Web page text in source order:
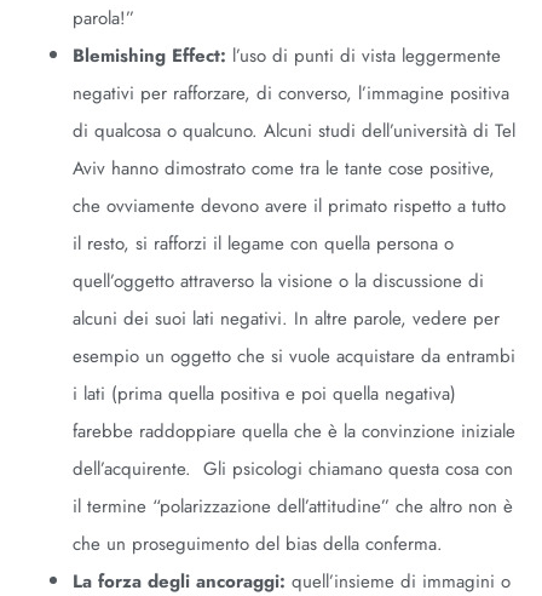
parola!”
Blemishing Effect: l’uso di punti di vista leggermente
negativi per rafforzare, di converso, l’immagine positiva
di qualcosa o qualcuno. Alcuni studi dell’università di Tel
Aviv hanno dimostrato come tra le tante cose positive,
che ovviamente devono avere il primato rispetto a tutto
il resto, si rafforzi il legame con quella persona o
quell’oggetto attraverso la visione o la discussione di
alcuni dei suoi lati negativi. In altre parole, vedere per
esempio un oggetto che si vuole acquistare da entrambi
i lati (prima quella positiva e poi quella negativa)
farebbe raddoppiare quella che è la convinzione iniziale
dell’acquirente. Gli psicologi chiamano questa cosa con
il termine “polarizzazione dell’attitudine” che altro non è
che un proseguimento del bias della conferma.
La forza degli ancoraggi: quell’insieme di immagini o